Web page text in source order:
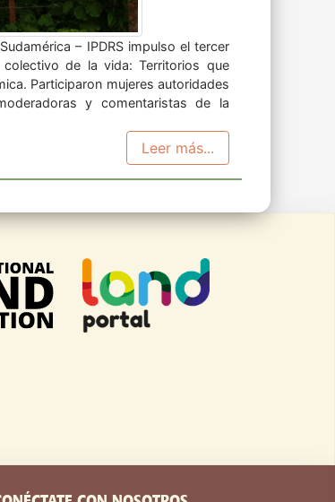
organizaciones, instituciones y
territorio en Sudamérica, en esta
consiste en un insumo y
y activistas interesados y
en contacto a travéz de las redes sociales